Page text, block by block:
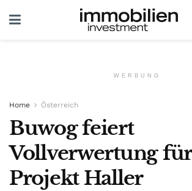
WERBUNG
Home Österreich
Buwog feiert
Vollverwertung für
Projekt Haller